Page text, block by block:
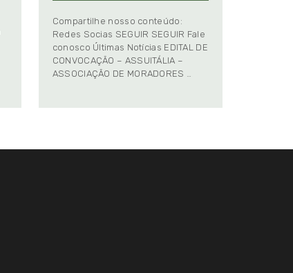
Compartilhe nosso conteúdo:
Redes Socias SEGUIR SEGUIR Fale
conosco Últimas Notícias EDITAL DE
CONVOCAÇÃO – ASSUITÁLIA –
ASSOCIAÇÃO DE MORADORES …